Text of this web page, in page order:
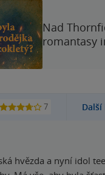
Nad
romantasy
7
hvězda a nyní idol